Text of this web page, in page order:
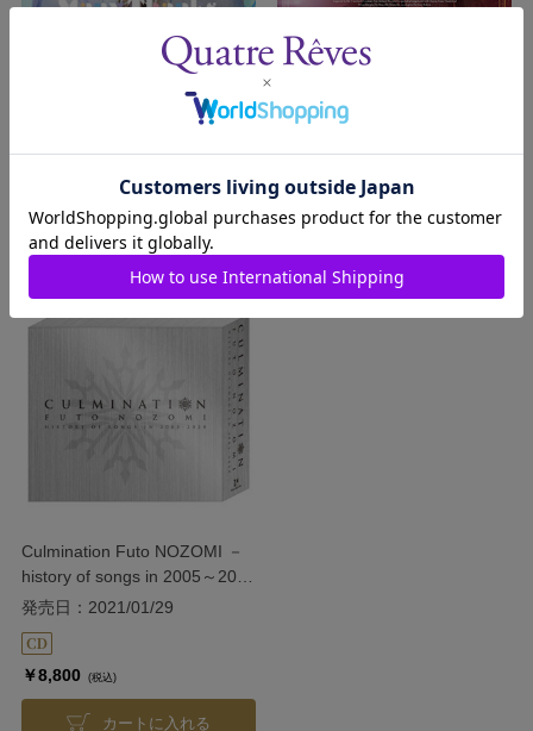
望海風斗＆真彩希帆デュエット
在庫がありません
『アナスタシア』
発売日：2021/02/11
￥5,060 (税込)
Culmination Futo NOZOMI －
history of songs in 2005～2020
－
発売日：2021/01/29
￥8,800 (税込)
カートに入れる